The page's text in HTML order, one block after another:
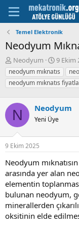
Temel Elektronik
Neodyum
K
o
n
u
u
b
ş
l
a
t
n
Neodyum
B
a
ş
l
m
a
t
i
h
9 Ekim
neodyum mıknatıs
neodyum mıknatıs
N Neodyum
Yeni Üye
9 Ekim 2025
Neodyum
arasında yer alan
elementin
bulunan neodyum,
minerallerden
oksitinin elde